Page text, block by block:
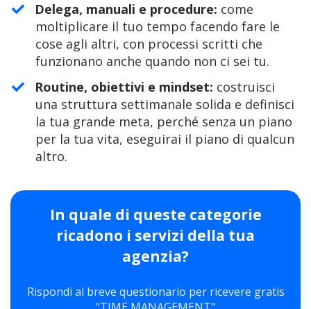
Delega, manuali e procedure: come
moltiplicare il tuo tempo facendo fare le
cose agli altri, con processi scritti che
funzionano anche quando non ci sei tu.
Routine, obiettivi e mindset: costruisci
una struttura settimanale solida e definisci
la tua grande meta, perché senza un piano
per la tua vita, eseguirai il piano di qualcun
altro.
In quale di queste categorie
ricadono i servizi della tua
agenzia?
Rispondi al breve questionario per ricevere gratis